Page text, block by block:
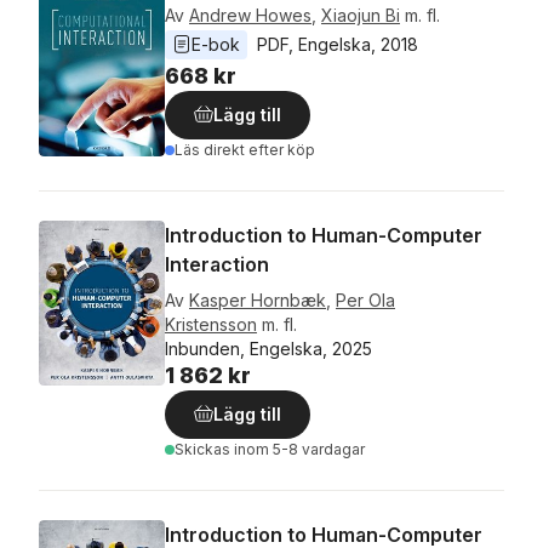
Av Andrew Howes Xiaojun Bi m. fl.
E-bok
PDF Engelska 2018
668 kr
Lägg till
Läs direkt efter köp
Introduction to Human-Computer
Interaction
Av Kasper Hornbæk Per Ola
Kristensson m. fl.
Inbunden, Engelska, 2025
1 862 kr
Lägg till
Skickas inom 5-8 vardagar
Introduction to Human-Computer